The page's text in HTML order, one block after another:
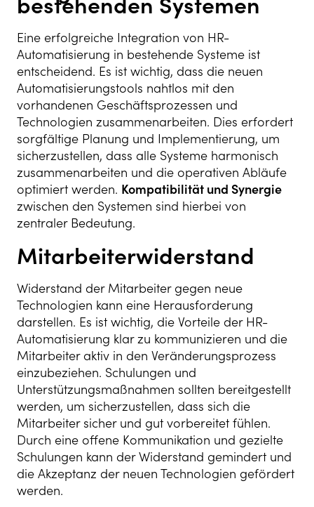
Eine erfolgreiche Integration von HR-
Automatisierung in bestehende Systeme ist
entscheidend. Es ist wichtig, dass die neuen
Automatisierungstools nahtlos mit den
vorhandenen Geschäftsprozessen und
Technologien zusammenarbeiten. Dies erfordert
sorgfältige Planung und Implementierung, um
sicherzustellen, dass alle Systeme harmonisch
zusammenarbeiten und die operativen Abläufe
optimiert werden. Kompatibilität und Synergie
zwischen den Systemen sind hierbei von
zentraler Bedeutung.
Mitarbeiterwiderstand
Widerstand der Mitarbeiter gegen neue
Technologien kann eine Herausforderung
darstellen. Es ist wichtig, die Vorteile der HR-
Automatisierung klar zu kommunizieren und die
Mitarbeiter aktiv in den Veränderungsprozess
einzubeziehen. Schulungen und
Unterstützungsmaßnahmen sollten bereitgestellt
werden, um sicherzustellen, dass sich die
Mitarbeiter sicher und gut vorbereitet fühlen.
Durch eine offene Kommunikation und gezielte
Schulungen kann der Widerstand gemindert und
die Akzeptanz der neuen Technologien gefördert
werden.